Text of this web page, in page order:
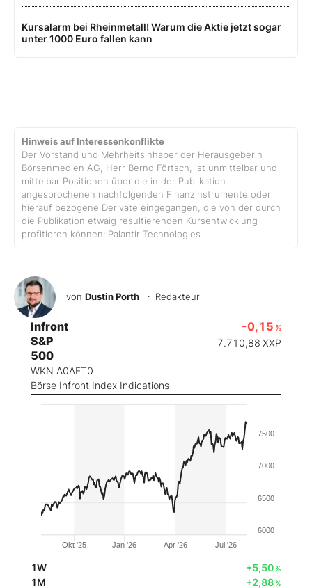
Kursalarm bei Rheinmetall! Warum die Aktie jetzt sogar
unter 1000 Euro fallen kann
Hinweis auf Interessenkonflikte
Der Vorstand und Mehrheitsinhaber der Herausgeberin
Börsenmedien AG, Herr Bernd Förtsch, ist unmittelbar und
mittelbar Positionen über die in der Publikation
angesprochenen nachfolgenden Finanzinstrumente oder
hierauf bezogene Derivate eingegangen, die von der durch
die Publikation etwaig resultierenden Kursentwicklung
profitieren können: Palantir Technologies.
von Dustin Porth · Redakteur
Infront
S&P
500
WKN A0AET0
Börse Infront Index Indications
-0,15 %
7.710,88 XXP
Okt '25 Jan '26 Apr '26 Jul '26
6000
6500
7000
7500
1W +5,50%
1M +2,88%